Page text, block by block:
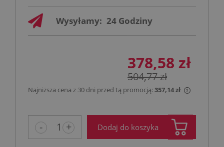
Wysyłamy: 24 Godziny
378,58 zł
504,77 zł
Najniższa cena z 30 dni przed tą promocją:357,14 zł
- + Dodaj do koszyka